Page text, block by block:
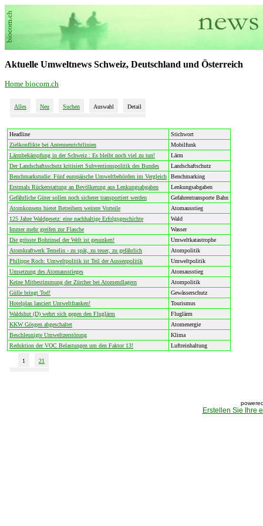
Aktuelle Umweltnews Schweiz, Deutschland und Österreich
Home biocom.ch
Alles Neu Suchen Auswahl Detail
Headline
Stichwort
Zielkonflikte bei Antennenrichtlinien
Mobilfunk
Lärmbekämpfung in der Schweiz : Es bleibt noch viel zu tun!
Lärm
Der Landschaftsschutz kritisiert Subventionspolitik des Bundes
Landschaftschutz
Benchmarkstudie: Fünf europäische Umweltbehörden im Vergleich
Benchmarking
Erstmals Rückerstattung an Bevölkerung aus Lenkungsabgaben
Lenkungsabgaben
Gefährliche Güter sollen noch sicherer transportiert werden
Gefahrentransporte Bahn
Atomkonsens bietet Betreibern weitere Vorteile
Atomausstieg
125 Jahre Waldgesetz: eine nachhaltige Erfolgsgeschichte
Wald
Immer mehr greifen zur Flasche
Wasser
Die grösste Bohrinsel der Welt ist gesunken!
Umweltkatastrophe
Atomkraftwerk Temelin - zu spät, zu teuer, zu gefährlich
Atompolitik
Philippe Roch: Umweltpolitik ist Teil der Aussenpolitik
Umweltpolitik
Umsetzung des Atomausstieges
Atomausstieg
Keine Mitbestimmung der Zürcher bei Atomendlagern
Atompolitik
Gülle bringt Tod!
Gewässerschutz
Hotelplan lanciert Umweltfranken!
Tourismus
Waldshut (D) wehrt sich gegen den Fluglärm
Fluglärm
KKW Gösgen abgeschaltet
Atomenergie
Beschleunigte Umweltzerstörung
Klima
Reduktion der VOC Belastungen um den Faktor 13!
Luftreinhaltung
1 21
Erstellen Sie Ihre